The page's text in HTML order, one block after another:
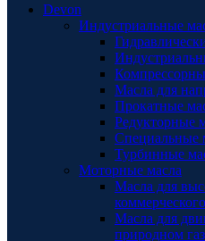
Devon
Индустриальные
Масла для
Прокатные
Редукторные
Специальные
Турбинные
Моторные масла
Масла для
Масла для
природном